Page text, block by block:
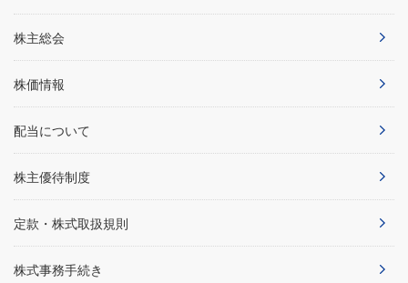
株主総会
株価情報
配当について
株主優待制度
定款・株式取扱規則
株式事務手続き